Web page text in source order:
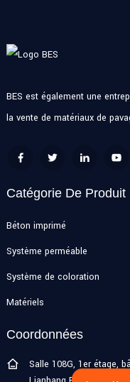
BES est également une
la vente de matériaux de
Catégorie De Produit
Béton imprimé
Système perméable
Système de coloration
Matériels
Coordonnées
Salle 108G, 1er étage,